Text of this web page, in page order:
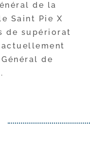
de la
Saint Pie X
de supé­rio­rat
actuel­le­ment
de